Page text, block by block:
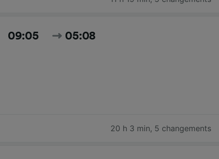
09:05 05:08
20 h 3 min, 5 changements